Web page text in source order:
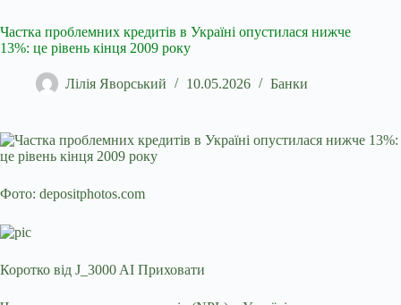
Частка проблемних кредитів в Україні опустилася нижче
13%: це рівень кінця 2009 року
Лілія Яворський 10.05.2026 Банки
Фото: depositphotos.com
Коротко від J_3000 AI Приховати